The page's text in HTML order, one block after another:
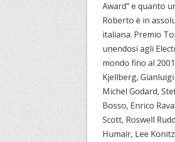
Award” e quanto
Roberto è in
italiana. Premio
unendosi agli
mondo fino al
Kjellberg,
Michel Godard,
Bosso, Enrico
Scott, Roswell
Humair, Lee